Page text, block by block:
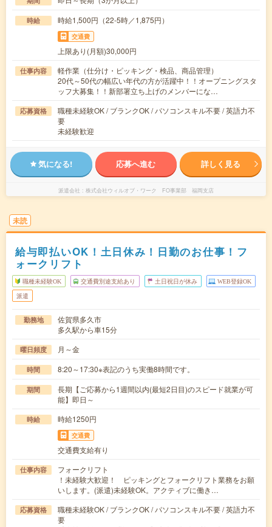
時給 時給1,500円（22-5時／1,875円）
交通費
上限あり(月額)30,000円
仕事内容
軽作業（仕分け・ピッキング・検品、商品管理）
20代～50代の幅広い年代の方が活躍中！！オープニングスタ
ッフ大募集！！新部署立ち上げのメンバーにな…
応募資格
職種未経験OK / ブランクOK / パソコンスキル不要 / 英語力不
要
未経験歓迎
気になる! 応募へ進む 詳しく見る
派遣会社 株式会社ウィルオブ・ワーク FO事業部 福岡支店
未読
給与即払いOK！土日休み！日勤のお仕事！フ
ォークリフト
職種未経験OK 交通費別途支給あり 土日祝日が休み WEB登録OK
派遣
勤務地
佐賀県多久市
多久駅から車15分
曜日頻度 月～金
時間 8:20～17:30※表記のうち実働8時間です。
期間
長期【ご応募から1週間以内(最短2日目)のスピード就業が可
能】即日～
時給 時給1250円
交通費
交通費支給有り
仕事内容
フォークリフト
！未経験大歓迎！ ピッキングとフォークリフト業務をお願
いします。(派遣)未経験OK。アクティブに働き…
応募資格
職種未経験OK / ブランクOK / パソコンスキル不要 / 英語力不
要